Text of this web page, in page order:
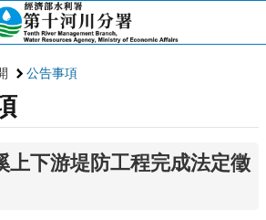
公告事項
上下游堤防工程完成法定徵